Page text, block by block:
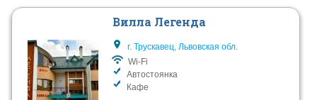
Вилла Легенда
г. Трускавец, Львовская обл.
Wi-Fi
Автостоянка
Кафе